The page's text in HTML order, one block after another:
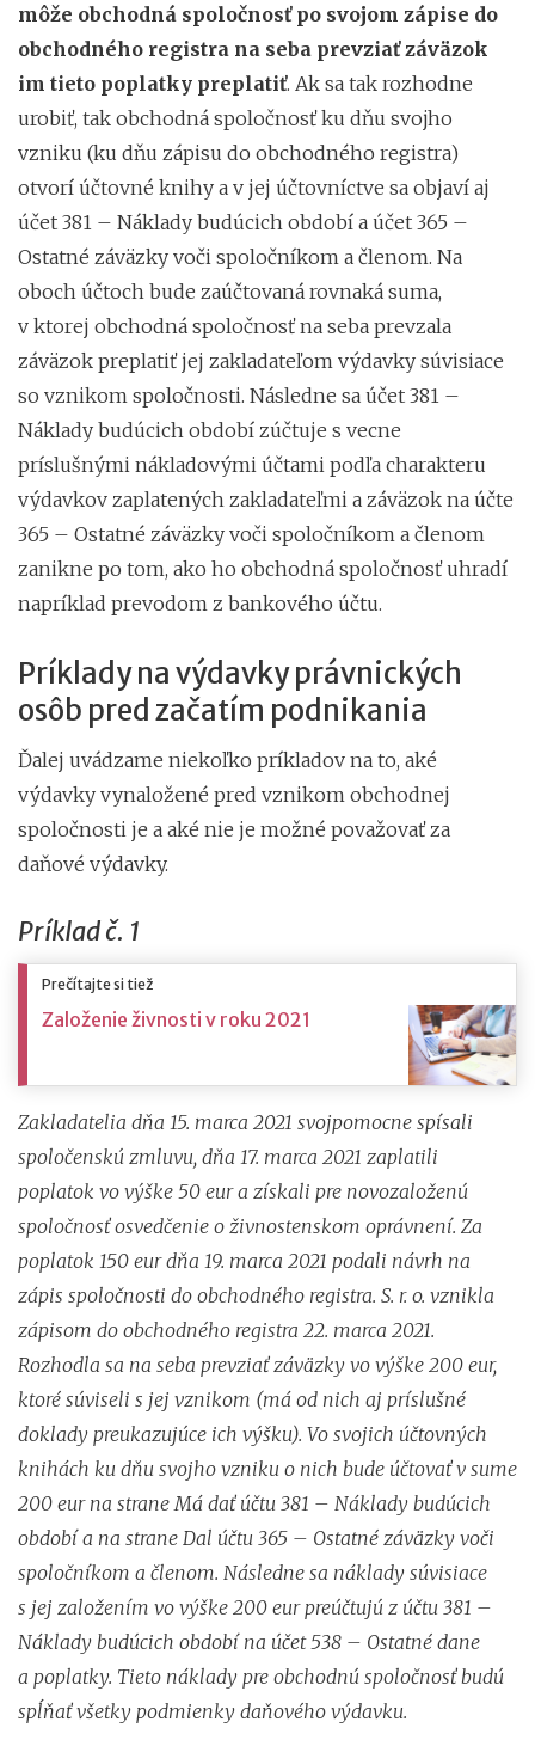
môže obchodná spoločnosť po svojom zápise do
obchodného registra na seba prevziať záväzok
im tieto poplatky preplatiť. Ak sa tak rozhodne
urobiť, tak obchodná spoločnosť ku dňu svojho
vzniku (ku dňu zápisu do obchodného registra)
otvorí účtovné knihy a v jej účtovníctve sa objaví aj
účet 381 – Náklady budúcich období a účet 365 –
Ostatné záväzky voči spoločníkom a členom. Na
oboch účtoch bude zaúčtovaná rovnaká suma,
v ktorej obchodná spoločnosť na seba prevzala
záväzok preplatiť jej zakladateľom výdavky súvisiace
so vznikom spoločnosti. Následne sa účet 381 –
Náklady budúcich období zúčtuje s vecne
príslušnými nákladovými účtami podľa charakteru
výdavkov zaplatených zakladateľmi a záväzok na účte
365 – Ostatné záväzky voči spoločníkom a členom
zanikne po tom, ako ho obchodná spoločnosť uhradí
napríklad prevodom z bankového účtu.
Príklady na výdavky právnických
osôb pred začatím podnikania
Ďalej uvádzame niekoľko príkladov na to, aké
výdavky vynaložené pred vznikom obchodnej
spoločnosti je a aké nie je možné považovať za
daňové výdavky.
Príklad č. 1
Prečítajte si tiež
Založenie živnosti v roku 2021
Zakladatelia dňa 15. marca 2021 svojpomocne spísali
spoločenskú zmluvu, dňa 17. marca 2021 zaplatili
poplatok vo výške 50 eur a získali pre novozaloženú
spoločnosť osvedčenie o živnostenskom oprávnení. Za
poplatok 150 eur dňa 19. marca 2021 podali návrh na
zápis spoločnosti do obchodného registra. S. r. o. vznikla
zápisom do obchodného registra 22. marca 2021.
Rozhodla sa na seba prevziať záväzky vo výške 200 eur,
ktoré súviseli s jej vznikom (má od nich aj príslušné
doklady preukazujúce ich výšku). Vo svojich účtovných
knihách ku dňu svojho vzniku o nich bude účtovať v sume
200 eur na strane Má dať účtu 381 – Náklady budúcich
období a na strane Dal účtu 365 – Ostatné záväzky voči
spoločníkom a členom. Následne sa náklady súvisiace
s jej založením vo výške 200 eur preúčtujú z účtu 381 –
Náklady budúcich období na účet 538 – Ostatné dane
a poplatky. Tieto náklady pre obchodnú spoločnosť budú
spĺňať všetky podmienky daňového výdavku.